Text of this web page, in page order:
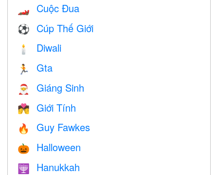
🏎 Cuộc Đua
⚽ Cúp Thế Giới
🕯 Diwali
🏃 Gta
🎅 Giáng Sinh
💏 Giới Tính
🔥 Guy Fawkes
🎃 Halloween
🕎 Hanukkah